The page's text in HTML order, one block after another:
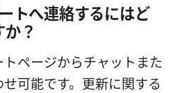
トへ連絡するにはど
？
ページからチャットまた
可能です。更新に関する